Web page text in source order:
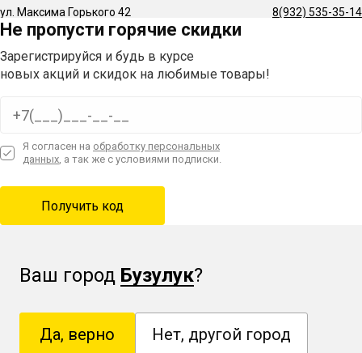
Руководство — 1 шт.
Заглушка + кламп 2 дюйма — 1 шт.
Цифровой термометр — 1 шт.
ул. Максима Горького 42 8(932) 535-35-14
Не пропусти горячие скидки
Зарегистрируйся и будь в курсе
новых акций и скидок на любимые товары!
Я согласен на обработку персональных
данных, а так же с условиями подписки.
Ваш город Бузулук?
Да, верно Нет, другой город